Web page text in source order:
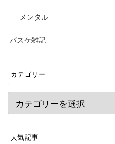
メンタル
バスケ雑記
カテゴリー
人気記事